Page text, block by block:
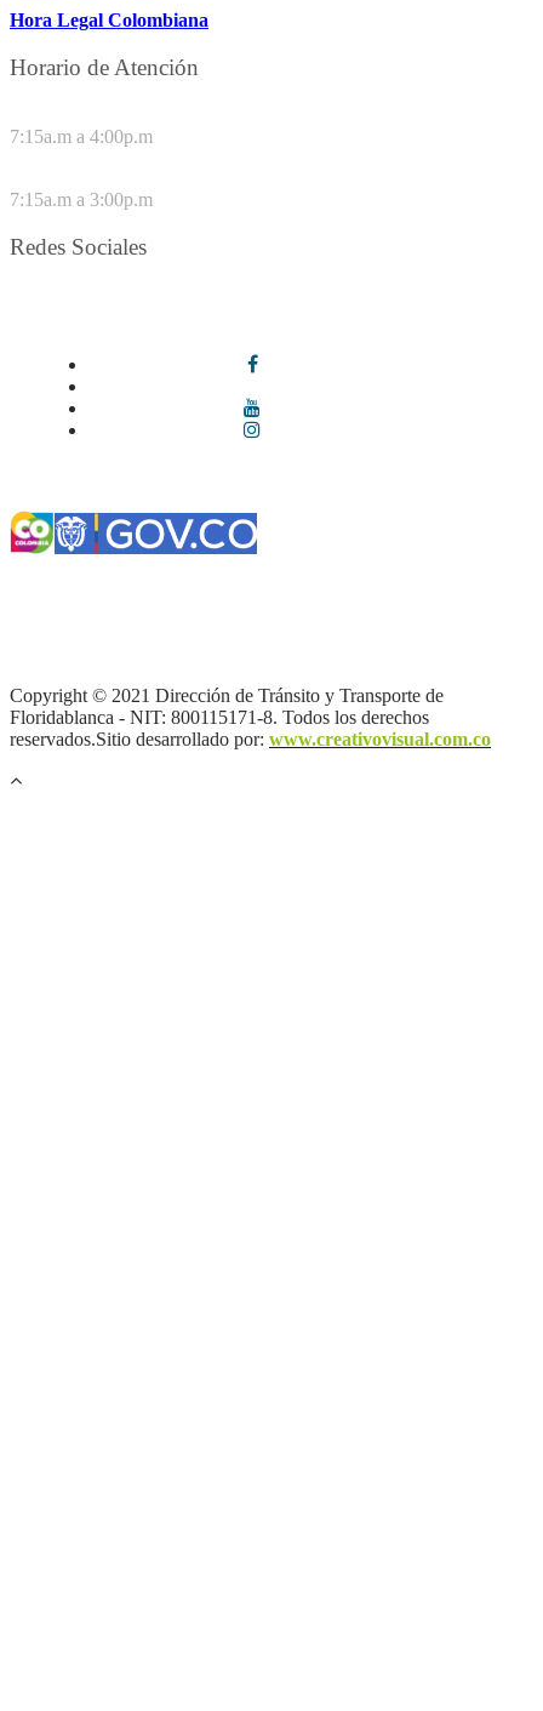
Hora Legal Colombiana
Horario de Atención
7:15a.m a 4:00p.m
7:15a.m a 3:00p.m
Redes Sociales
Copyright © 2021 Dirección de Tránsito y Transporte de
Floridablanca - NIT: 800115171-8. Todos los derechos
reservados.Sitio desarrollado por: www.creativovisual.com.co